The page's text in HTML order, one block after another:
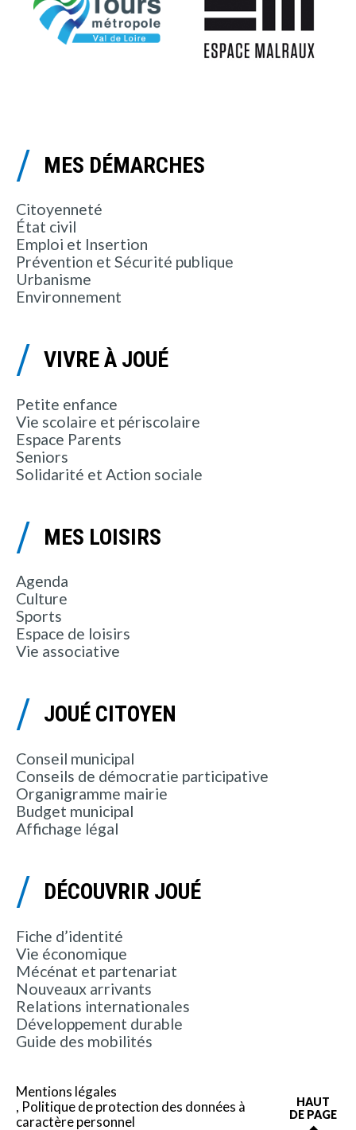
MES DÉMARCHES
Citoyenneté
État civil
Emploi et Insertion
Prévention et Sécurité publique
Urbanisme
Environnement
VIVRE À JOUÉ
Petite enfance
Vie scolaire et périscolaire
Espace Parents
Seniors
Solidarité et Action sociale
MES LOISIRS
Agenda
Culture
Sports
Espace de loisirs
Vie associative
JOUÉ CITOYEN
Conseil municipal
Conseils de démocratie participative
Organigramme mairie
Budget municipal
Affichage légal
DÉCOUVRIR JOUÉ
Fiche d’identité
Vie économique
Mécénat et partenariat
Nouveaux arrivants
Relations internationales
Développement durable
Guide des mobilités
Mentions légales
Politique de protection des données à
caractère personnel
HAUT
DE PAGE